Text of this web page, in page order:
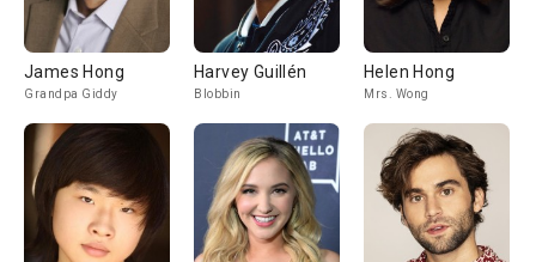
James Hong
Grandpa Giddy
Harvey Guillén
Blobbin
Helen Hong
Mrs. Wong